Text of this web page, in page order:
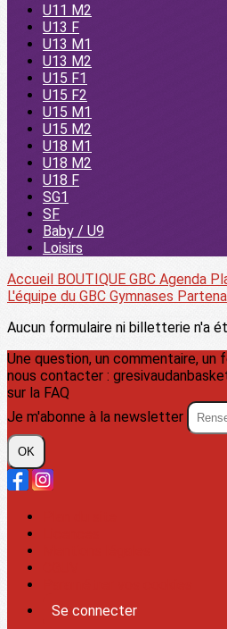
U11 M2
U13 F
U13 M1
U13 M2
U15 F1
U15 F2
U15 M1
U15 M2
U18 M1
U18 M2
U18 F
SG1
SF
Baby / U9
Loisirs
Accueil BOUTIQUE GBC Agenda
L'équipe du GBC Gymnases
Aucun formulaire ni billetterie n'a
Une question, un commentaire, un
nous contacter :
sur la FAQ
Je m'abonne à la newsletter
OK
Se connecter